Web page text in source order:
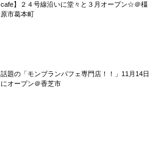
cafe】２４号線沿いに堂々と３月オープン☆＠橿
原市葛本町
話題の「モンブランパフェ専門店！！」11月14日
にオープン＠香芝市